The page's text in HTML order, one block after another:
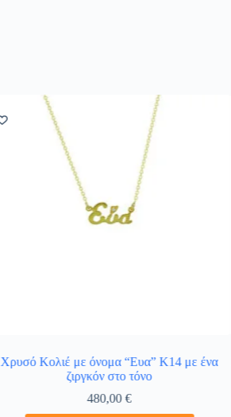
Χρυσό Κολιέ με όνομα “Ευα” Κ14 με ένα
ζιργκόν στο τόνο
480,00€